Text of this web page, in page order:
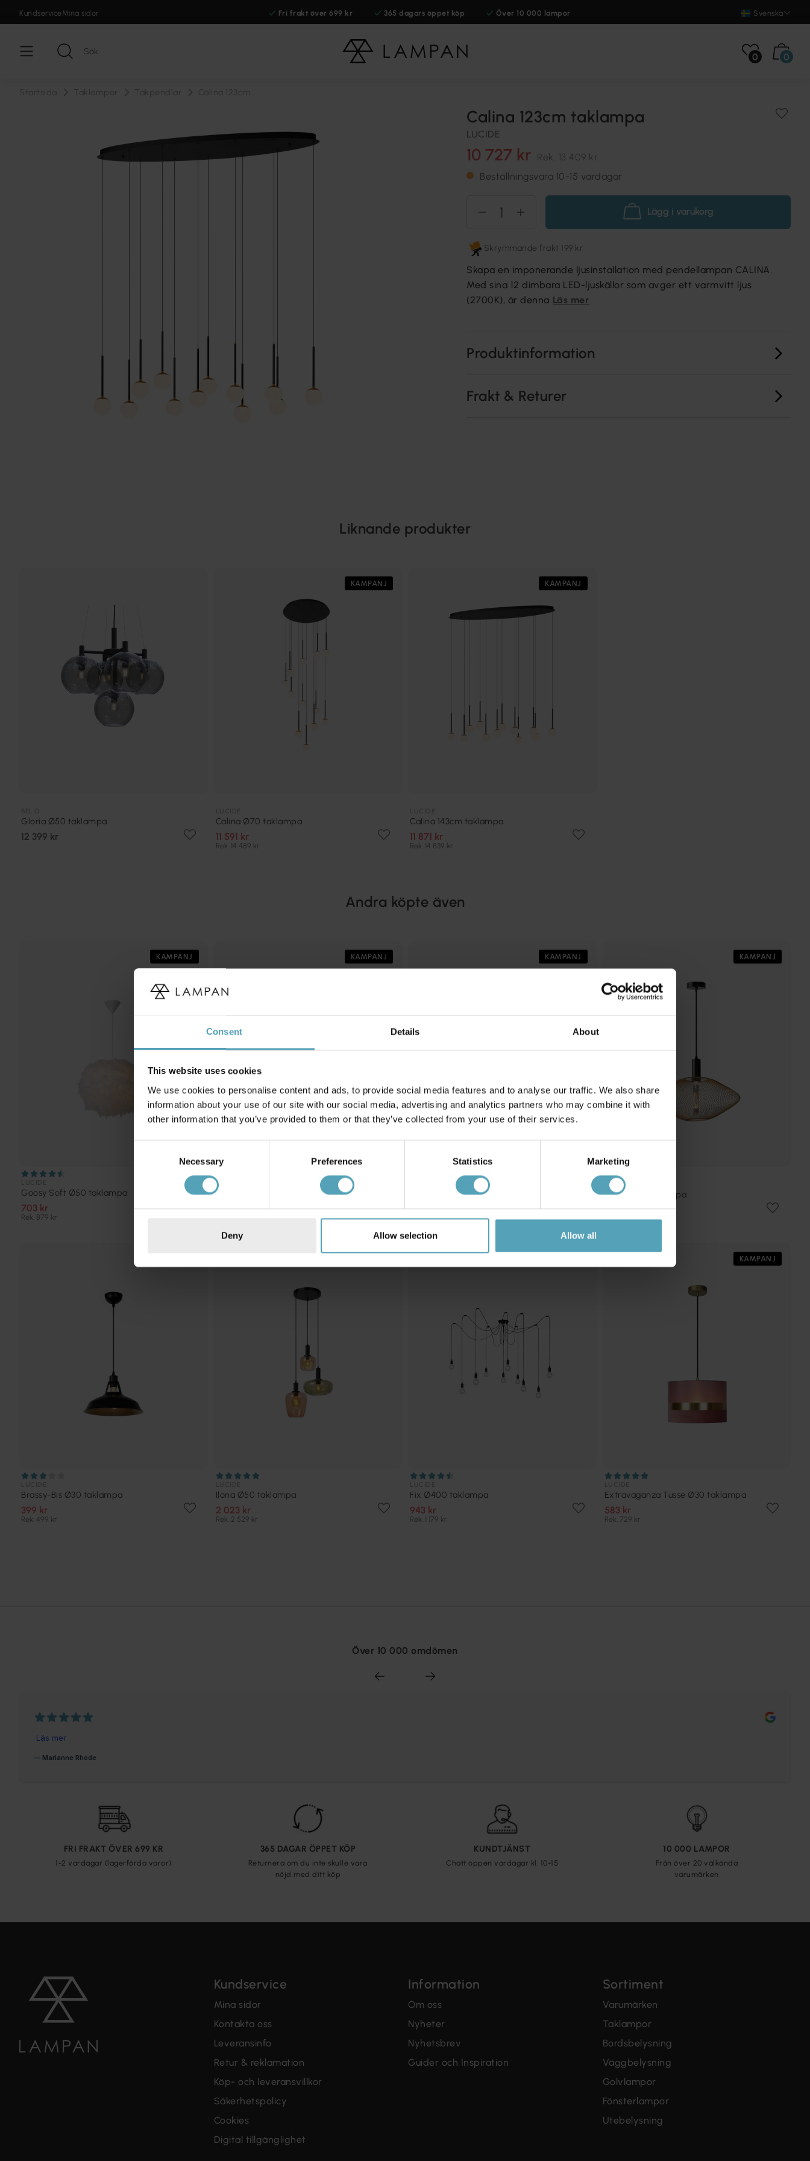
Consent Details About
This website uses cookies
We use cookies to personalise content and ads, to provide social media features and to analyse our traffic. We also share
information about your use of our site with our social media, advertising and analytics partners who may combine it with
other information that you’ve provided to them or that they’ve collected from your use of their services.
Necessary Preferences Statistics Marketing
Deny Allow selection Allow all
KundserviceMina sidor Fri frakt över 699 kr 365 dagars öppet köp Över 10 000 lampor Svenska
0 0
Calina 123cm taklampa
LUCIDE
10 727 kr Rek. 13 409 kr
Beställningsvara 10-15 vardagar
Lägg i varukorg
Skrymmande frakt 199 kr
Skapa en imponerande ljusinstallation med pendellampan CALINA.
Med sina 12 dimbara LED-ljuskällor som avger ett varmvitt ljus
(2700K), är denna Läs mer
Produktinformation
Frakt & Returer
Liknande produkter
Gloria Ø50 taklampa
12 399 kr
KAMPANJ
Calina Ø70 taklampa
11 591 kr
Rek. 14 489 kr
KAMPANJ
Calina 143cm taklampa
11 871 kr
Rek. 14 839 kr
Andra köpte även
KAMPANJ
Goosy Soft Ø50 taklampa
703 kr
Rek. 879 kr
KAMPANJ
LUCIDE
Extravaganza Chimp Ø18 taklampa
479 kr
KAMPANJ
Younes Ø40 taklampa
727 kr
Rek. 909 kr
KAMPANJ
LUCIDE
Mesh Ø45 taklampa
399 kr
Rek. 1 059 kr
Brassy-Bis Ø30 taklampa
399 kr
Rek. 499 kr
Ilona Ø50 taklampa
2 023 kr
Rek. 2 529 kr
Fix Ø400 taklampa
943 kr
Rek. 1 179 kr
KAMPANJ
Extravaganza Tusse Ø30 taklampa
583 kr
Rek. 729 kr
Över 10 000 omdömen
FRI FRAKT ÖVER 699 KR
1-2 vardagar (lagerförda varor)
365 DAGAR ÖPPET KÖP
Returnera om du inte skulle vara
nöjd med ditt köp
KUNDTJÄNST
Chatt öppen vardagar kl. 10-15
10 000 LAMPOR
Från över 20 välkända
varumärken
Kundservice
Mina sidor
Kontakta oss
Leveransinfo
Retur & reklamation
Köp- och leveransvillkor
Säkerhetspolicy
Cookies
Digital tillgänglighet
Information
Om oss
Nyheter
Nyhetsbrev
Guider och Inspiration
Sortiment
Varumärken
Taklampor
Bordsbelysning
Väggbelysning
Golvlampor
Fönsterlampor
Utebelysning